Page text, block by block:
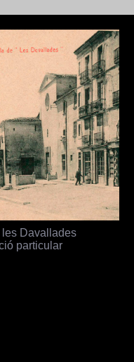
Davallades
particular